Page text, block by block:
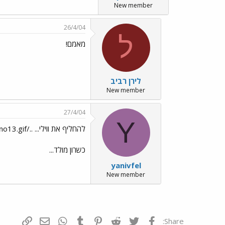
New member
ל
לירן רביב
New member
26/4/04
מאמם!
Y
yanivfel
New member
27/4/04
להחליף את ווילי... ../images/Emo13.gif
כשרון מולד...
Share: פייסבוק Twitter
Reddit
Pinterest
Tumblr
WhatsAppדואר אלקטרוני